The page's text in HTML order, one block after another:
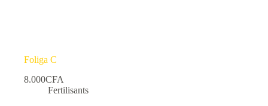
Foliga C
8.000CFA
Fertilisants